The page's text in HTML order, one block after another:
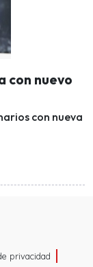
con nuevo
con nueva
privacidad